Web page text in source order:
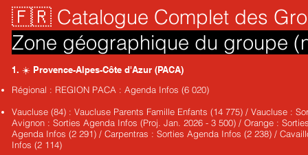
​🇫🇷 Catalogue Complet des
Zone géographique du groupe
1. ☀️ Provence-Alpes-Côte d'Azur (PACA)
Régional : REGION PACA : Agenda Infos (6 020)
Vaucluse (84) : Vaucluse Parents Famille Enfants (14 775) / Vaucluse :
Avignon : Sorties Agenda Infos (Proj. Jan. 2026 - 3 500) / Orange :
Agenda Infos (2 291) / Carpentras : Sorties Agenda Infos (2 238) /
Infos (2 114)